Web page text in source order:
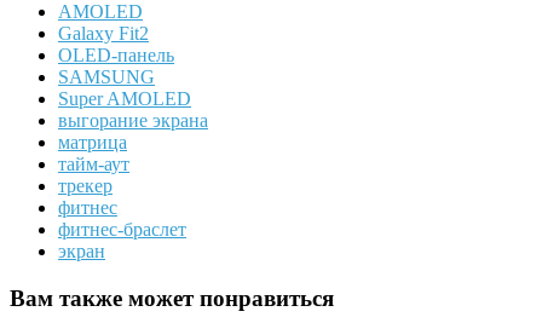
AMOLED
Galaxy Fit2
OLED-панель
SAMSUNG
Super AMOLED
выгорание экрана
матрица
тайм-аут
трекер
фитнес
фитнес-браслет
экран
Вам также может понравиться